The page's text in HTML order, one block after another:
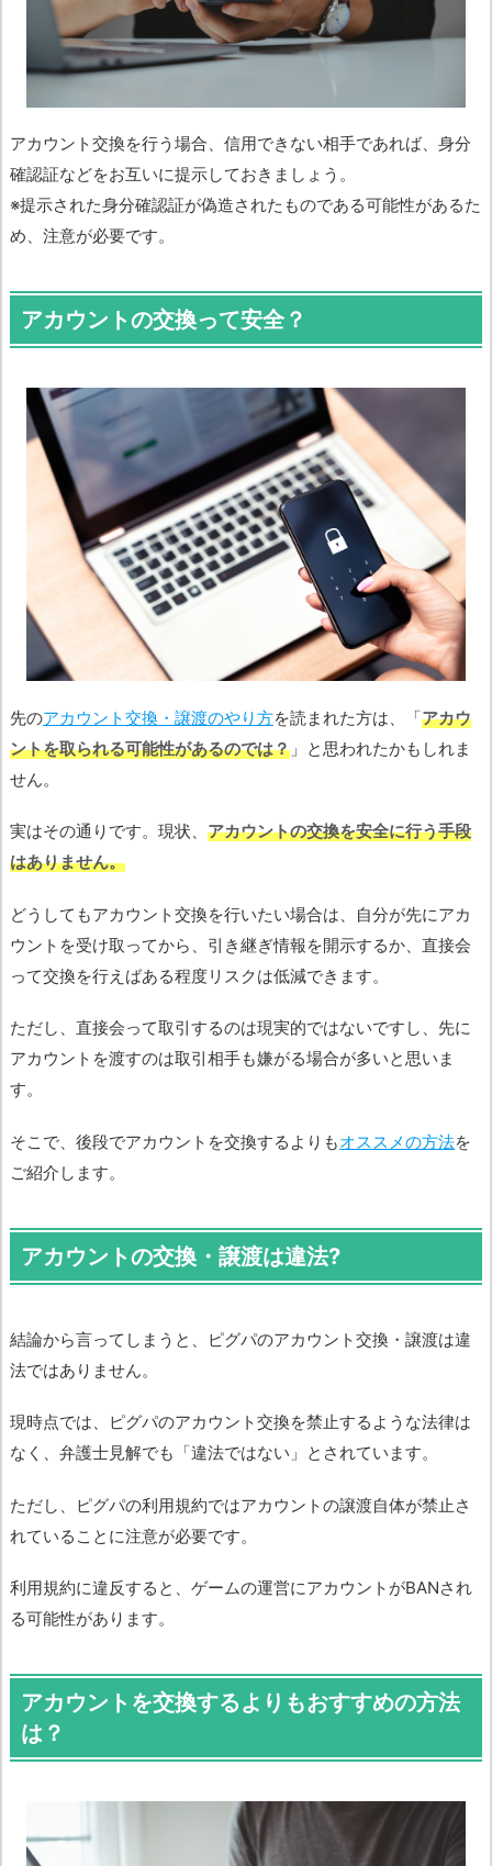
アカウント交換を行う場合、信用できない相手であれば、身分
確認証などをお互いに提示しておきましょう。
※提示された身分確認証が偽造されたものである可能性があるた
め、注意が必要です。
アカウントの交換って安全？
先のアカウント交換・譲渡のやり方を読まれた方は、「アカウ
ントを取られる可能性があるのでは？ 」と思われたかもしれま
せん。
実はその通りです。現状、 アカウントの交換を安全に行う手段
はありません。
どうしてもアカウント交換を行いたい場合は、自分が先にアカ
ウントを受け取ってから、引き継ぎ情報を開示するか、直接会
って交換を行えばある程度リスクは低減できます。
ただし、直接会って取引するのは現実的ではないですし、先に
アカウントを渡すのは取引相手も嫌がる場合が多いと思いま
す。
そこで、後段でアカウントを交換するよりもオススメの方法を
ご紹介します。
アカウントの交換・譲渡は違法?
結論から言ってしまうと、ピグパのアカウント交換・譲渡は違
法ではありません。
現時点では、ピグパのアカウント交換を禁止するような法律は
なく、弁護士見解でも「違法ではない」とされています。
ただし、ピグパの利用規約ではアカウントの譲渡自体が禁止さ
れていることに注意が必要です。
利用規約に違反すると、ゲームの運営にアカウントがBANされ
る可能性があります。
アカウントを交換するよりもおすすめの方法
は？